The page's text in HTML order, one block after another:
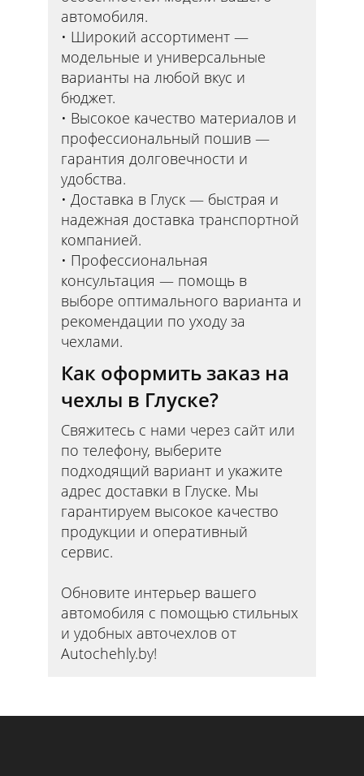
автомобиля.
Широкий ассортимент —
модельные и универсальные
варианты на любой вкус и
бюджет.
Высокое качество материалов и
профессиональный пошив —
гарантия долговечности и
удобства.
Доставка в Глуск — быстрая и
надежная доставка транспортной
компанией.
Профессиональная
консультация — помощь в
выборе оптимального варианта и
рекомендации по уходу за
чехлами.
Как оформить заказ на
чехлы в Глуске?
Свяжитесь с нами через сайт или
по телефону, выберите
подходящий вариант и укажите
адрес доставки в Глуске. Мы
гарантируем высокое качество
продукции и оперативный
сервис.
Обновите интерьер вашего
автомобиля с помощью стильных
и удобных авточехлов от
Autochehly.by!